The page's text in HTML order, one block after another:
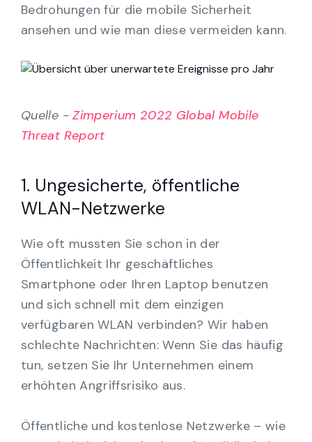
Bedrohungen für die mobile Sicherheit
ansehen und wie man diese vermeiden kann.
Quelle -Zimperium 2022 Global Mobile
Threat Report
1. Ungesicherte, öffentliche
WLAN-Netzwerke
Wie oft mussten Sie schon in der
Öffentlichkeit Ihr geschäftliches
Smartphone oder Ihren Laptop benutzen
und sich schnell mit dem einzigen
verfügbaren WLAN verbinden? Wir haben
schlechte Nachrichten: Wenn Sie das häufig
tun, setzen Sie Ihr Unternehmen einem
erhöhten Angriffsrisiko aus.
Öffentliche und kostenlose Netzwerke – wie